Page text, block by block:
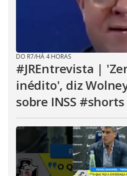
DO R7/HÁ 4 HORAS
#JREntrevista |
inédito', diz
sobre INSS #shorts